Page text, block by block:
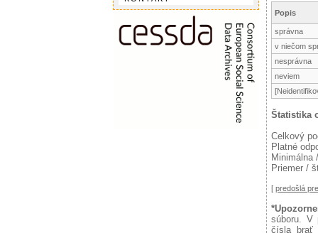
Popis
správna
v niečom
nesprávna
neviem
Štatistika
Celkový
Platné
Minimálna
Priemer /
[ predošlá
súboru. V
čísla brať